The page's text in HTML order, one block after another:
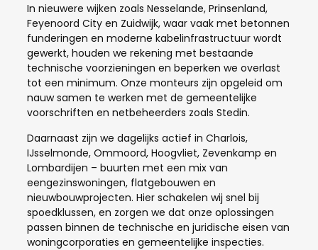
In nieuwere wijken zoals Nesselande, Prinsenland,
Feyenoord City en Zuidwijk, waar vaak met betonnen
funderingen en moderne kabelinfrastructuur wordt
gewerkt, houden we rekening met bestaande
technische voorzieningen en beperken we overlast
tot een minimum. Onze monteurs zijn opgeleid om
nauw samen te werken met de gemeentelijke
voorschriften en netbeheerders zoals Stedin.
Daarnaast zijn we dagelijks actief in Charlois,
IJsselmonde, Ommoord, Hoogvliet, Zevenkamp en
Lombardijen – buurten met een mix van
eengezinswoningen, flatgebouwen en
nieuwbouwprojecten. Hier schakelen wij snel bij
spoedklussen, en zorgen we dat onze oplossingen
passen binnen de technische en juridische eisen van
woningcorporaties en gemeentelijke inspecties.